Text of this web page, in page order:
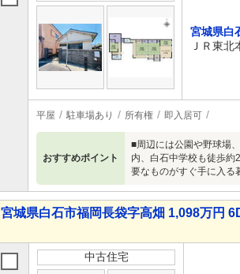
宮城県白
ＪＲ東
平屋 駐車場あり 所有権 即入居可
おすすめポイント
■周辺には公園や野球場
内、白石中学校も徒歩
要なものがすぐ手に入る
宮城県白石市福岡長袋字高畑 1,098万円
中古住宅